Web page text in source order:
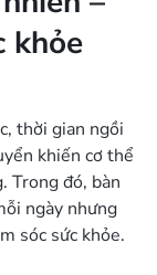
khỏe
thời gian ngồi
khiến cơ thể
Trong đó, bàn
ngày nhưng
sóc sức khỏe.